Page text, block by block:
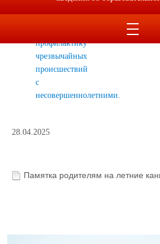
предупреждение
профилактику
чрезвычайных
происшествий
с
несовершеннолетними.
28.04.2025
Памятка родителям на летние